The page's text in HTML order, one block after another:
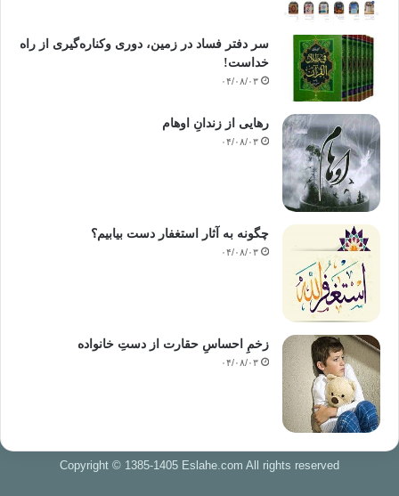
سر دفتر فساد در زمین‌، دوری وکناره‌گیری از راه
خداست‌!
۰۴/۰۸/۰۳
رهایی از زندانِ اوهام
۰۴/۰۸/۰۳
چگونه به آثار استغفار دست بیابیم؟
۰۴/۰۸/۰۳
زخمِ احساسِ حقارت از دستِ خانواده
۰۴/۰۸/۰۳
Copyright © 1385-1405 Eslahe.com All rights reserved